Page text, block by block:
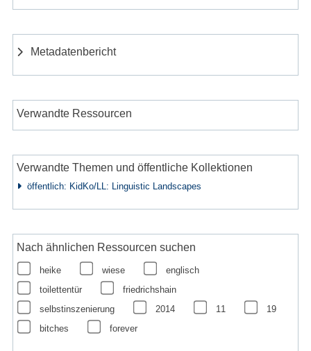
Metadatenbericht
Verwandte Ressourcen
Verwandte Themen und öffentliche Kollektionen
öffentlich: KidKo/LL: Linguistic Landscapes
Nach ähnlichen Ressourcen suchen
heike wiese
englisch
toilettentür
friedrichshain
selbstinszenierung
2014 11
19
bitches
forever